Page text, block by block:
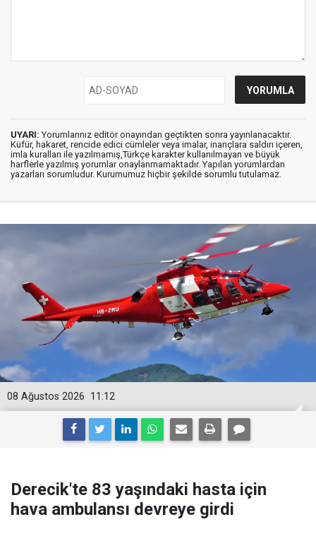
UYARI: Yorumlarınız editör onayından geçtikten sonra yayınlanacaktır.
Küfür, hakaret, rencide edici cümleler veya imalar, inançlara saldırı içeren,
imla kuralları ile yazılmamış,Türkçe karakter kullanılmayan ve büyük
harflerle yazılmış yorumlar onaylanmamaktadır. Yapılan yorumlardan
yazarları sorumludur. Kurumumuz hiçbir şekilde sorumlu tutulamaz.
11:12
08 Ağustos 2026
Derecik'te 83 yaşındaki hasta için
hava ambulansı devreye girdi